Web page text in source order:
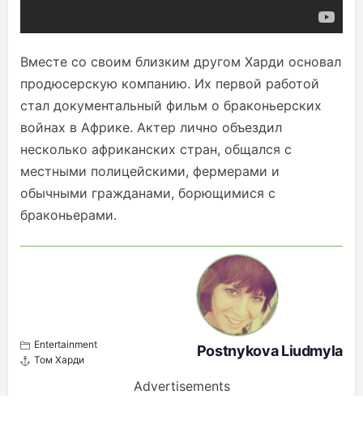
Вместе со своим близким другом Харди основал
продюсерскую компанию. Их первой работой
стал документальный фильм о браконьерских
войнах в Африке. Актер лично объездил
несколько африканских стран, общался с
местными полицейскими, фермерами и
обычными гражданами, борющимися с
браконьерами.
Entertainment
Том Харди
Postnykova Liudmyla
Advertisements